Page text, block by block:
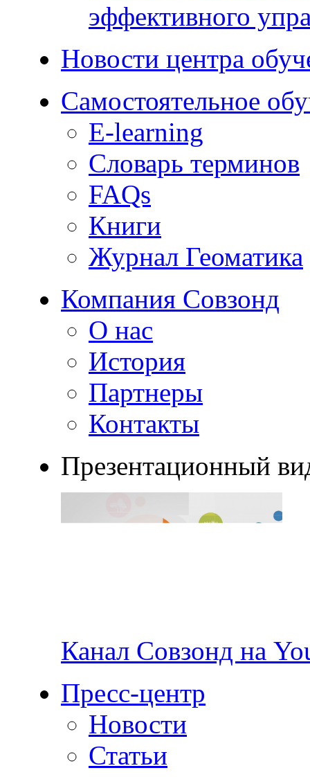
эффективного
Новости центра
Самостоятельное
E-learning
Словарь терминов
FAQs
Книги
Журнал Геоматика
Компания Совзонд
О нас
История
Партнеры
Контакты
Презентационный
Канал Совзонд на
Пресс-центр
Новости
Статьи